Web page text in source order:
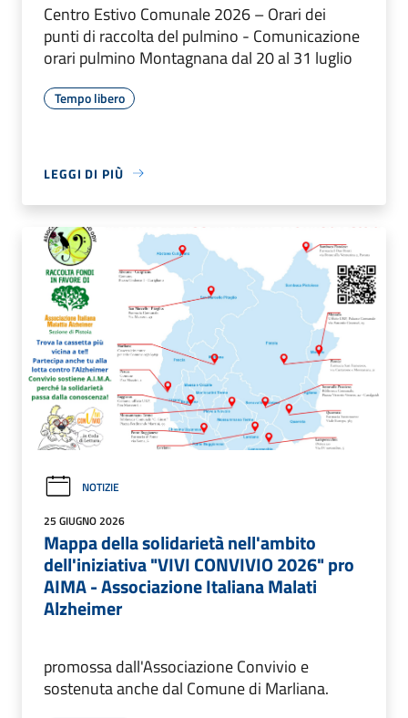
Centro Estivo Comunale 2026 – Orari dei
punti di raccolta del pulmino - Comunicazione
orari pulmino Montagnana dal 20 al 31 luglio
Tempo libero
LEGGI DI PIÙ
NOTIZIE
25 GIUGNO 2026
Mappa della solidarietà nell'ambito
dell'iniziativa "VIVI CONVIVIO 2026" pro
AIMA - Associazione Italiana Malati
Alzheimer
promossa dall'Associazione Convivio e
sostenuta anche dal Comune di Marliana.